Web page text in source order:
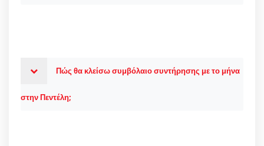
Πώς θα κλείσω συμβόλαιο συντήρησης με το μήνα
στην Πεντέλη;